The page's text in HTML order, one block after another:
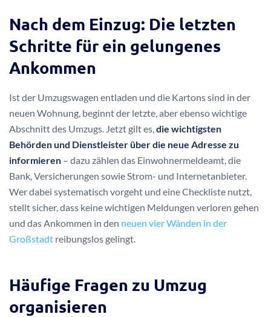
Nach dem Einzug: Die letzten
Schritte für ein gelungenes
Ankommen
Ist der Umzugswagen entladen und die Kartons sind in der
neuen Wohnung, beginnt der letzte, aber ebenso wichtige
Abschnitt des Umzugs. Jetzt gilt es,die wichtigsten
Behörden und Dienstleister über die neue Adresse zu
informieren – dazu zählen das Einwohnermeldeamt, die
Bank, Versicherungen sowie Strom- und Internetanbieter.
Wer dabei systematisch vorgeht und eine Checkliste nutzt,
stellt sicher, dass keine wichtigen Meldungen verloren gehen
und das Ankommen in den neuen vier Wänden in der
Großstadt reibungslos gelingt.
Häufige Fragen zu Umzug
organisieren